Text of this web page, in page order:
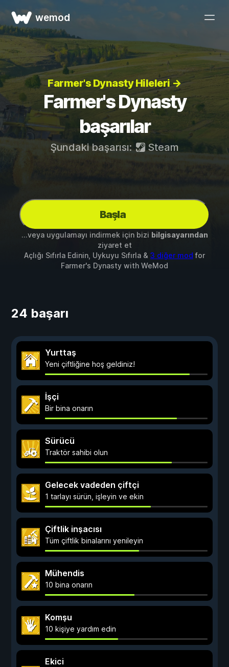
wemod
Farmer's Dynasty Hileleri →
Farmer's Dynasty
başarılar
Şundaki başarısı: Steam
Başla
...veya uygulamayı indirmek için bizi bilgisayarından
ziyaret et
Açlığı Sıfırla Edinin, Uykuyu Sıfırla & 3 diğer mod for
Farmer's Dynasty with WeMod
24 başarı
Yurttaş
Yeni çiftliğine hoş geldiniz!
İşçi
Bir bina onarın
Sürücü
Traktör sahibi olun
Gelecek vadeden çiftçi
1 tarlayı sürün, işleyin ve ekin
Çiftlik inşacısı
Tüm çiftlik binalarını yenileyin
Mühendis
10 bina onarın
Komşu
10 kişiye yardım edin
Ekici